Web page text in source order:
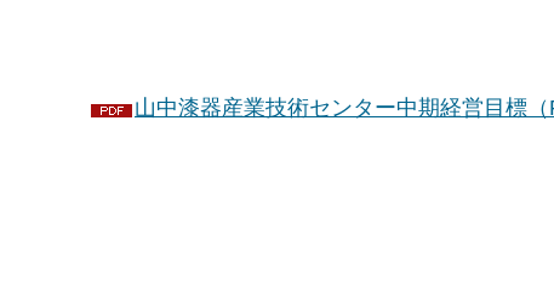
山中漆器産業技術センター中期経営目標（